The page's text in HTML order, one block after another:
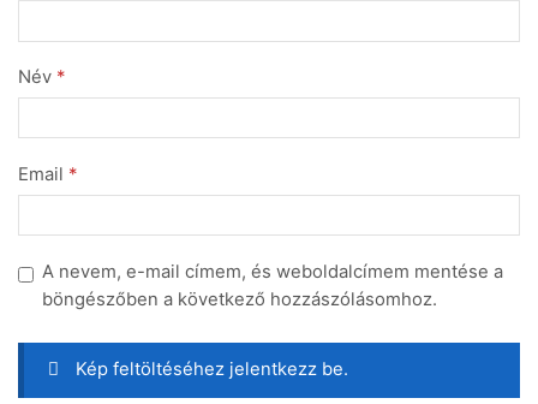
Név *
Email *
A nevem, e-mail címem, és weboldalcímem mentése a
böngészőben a következő hozzászólásomhoz.
Kép feltöltéséhez jelentkezz be.